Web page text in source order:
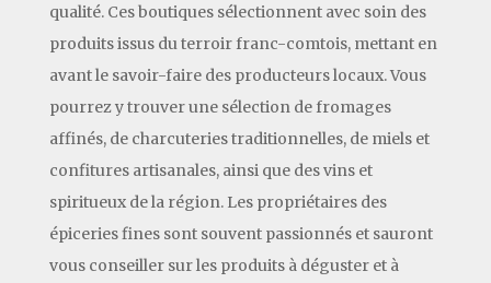
qualité. Ces boutiques sélectionnent avec soin des
produits issus du terroir franc-comtois, mettant en
avant le savoir-faire des producteurs locaux. Vous
pourrez y trouver une sélection de fromages
affinés, de charcuteries traditionnelles, de miels et
confitures artisanales, ainsi que des vins et
spiritueux de la région. Les propriétaires des
épiceries fines sont souvent passionnés et sauront
vous conseiller sur les produits à déguster et à